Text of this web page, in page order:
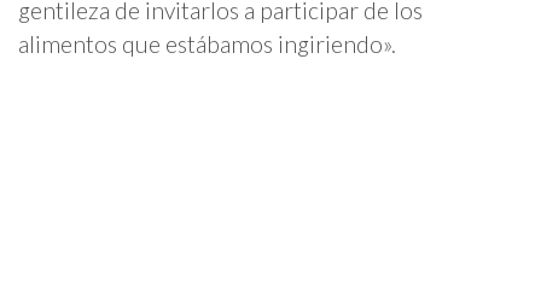
gentileza de invitarlos a participar de los
alimentos que estábamos ingiriendo».